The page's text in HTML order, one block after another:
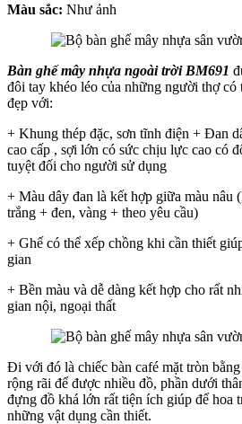
Màu sắc: Như ảnh
Bàn ghế mây nhựa ngoài trời BM691
đôi tay khéo léo của những người thợ có
đẹp với:
+ Khung thép đặc, sơn tĩnh điện + Đan
cao cấp , sợi lớn có sức chịu lực cao có
tuyệt đối cho người sử dụng
+ Màu dây đan là kết hợp giữa màu nâu
trắng + đen, vàng + theo yêu cầu)
+ Ghế có thể xếp chồng khi cần thiết
gian
+ Bền màu và dễ dàng kết hợp cho rất
gian nội, ngoại thất
Đi với đó là chiếc bàn café mặt tròn
rộng rãi để được nhiều đồ, phần dưới
đựng đồ khá lớn rất tiện ích giúp để hoa
những vật dụng cần thiết.